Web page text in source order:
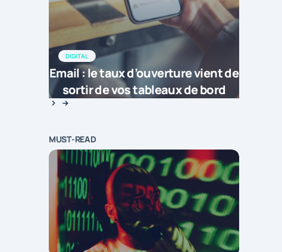
DIGITAL
Email : le taux d’ouverture vient de
sortir de vos tableaux de bord
MUST-READ